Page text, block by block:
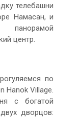
телебашни
Намасан, и
панорамой
центр.
по
Hanok Village.
с богатой
дворцов: